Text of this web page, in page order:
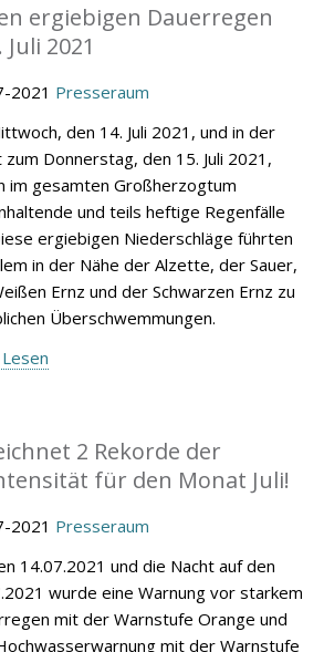
ergiebigen Dauerregen
2021
2021 Presseraum
den 14. Juli 2021, und in der
zum Donnerstag, den 15. Juli 2021,
im gesamten Großherzogtum
und teils heftige Regenfälle
ergiebigen Niederschläge führten
in der Nähe der Alzette, der Sauer,
Ernz und der Schwarzen Ernz zu
Überschwemmungen.
2 Rekorde der
für den Monat Juli!
2021 Presseraum
14.07.2021 und die Nacht auf den
wurde eine Warnung vor starkem
mit der Warnstufe Orange und
mit der Warnstufe